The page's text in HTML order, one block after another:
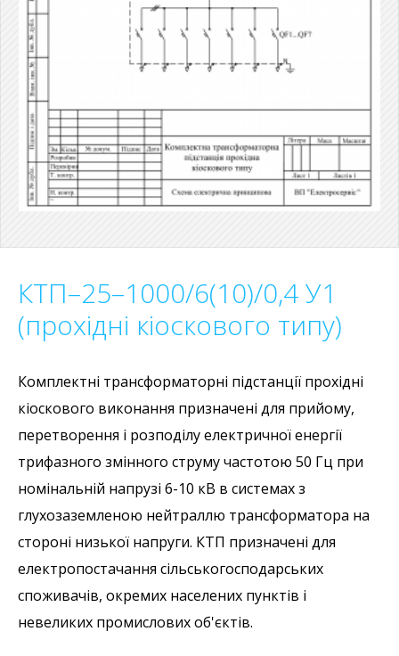
КТП–25–1000/6(10)/0,4 У1
(прохідні кіоскового типу)
Комплектні трансформаторні підстанції прохідні
кіоскового виконання призначені для прийому,
перетворення і розподілу електричної енергії
трифазного змінного струму частотою 50 Гц при
номінальній напрузі 6-10 кВ в системах з
глухозаземленою нейтраллю трансформатора на
стороні низької напруги. КТП призначені для
електропостачання сільськогосподарських
споживачів, окремих населених пунктів і
невеликих промислових об'єктів.